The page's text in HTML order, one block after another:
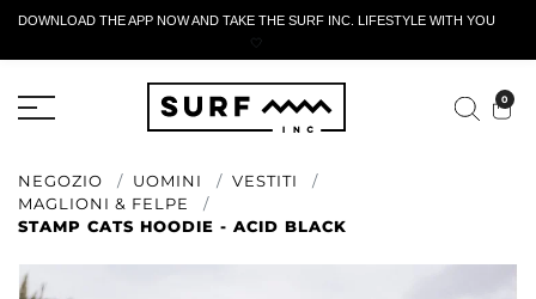
DOWNLOAD THE APP NOW AND TAKE THE SURF INC. LIFESTYLE WITH YOU
🤍
0
NEGOZIO UOMINI
VESTITI
MAGLIONI & FELPE
STAMP CATS HOODIE - ACID BLACK
MODULO DI RESTITUZIONE ATTIVO